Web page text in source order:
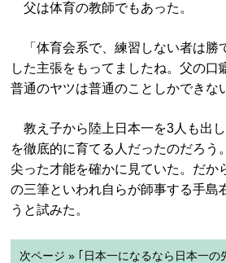
父は体育の教師でもあった。
「体育会系で、練習しない者は勝
した主張をもってましたね。父の口
普通のヤツは普通のことしかできな
教え子から陸上日本一を3人も出
を徹底的に育てる人だったのだろう
尖った才能を確かに見ていた。だか
の三筆といわれ自らが師事する手島
うと試みた。
次ページ » ｢日本一になるなら日本一の